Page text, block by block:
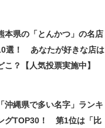
本県の「とんかつ」の名店
選！ あなたが好きな店は
こ？【人気投票実施中】
「沖縄県で多い名字」ランキ
グTOP30！ 第1位は「比